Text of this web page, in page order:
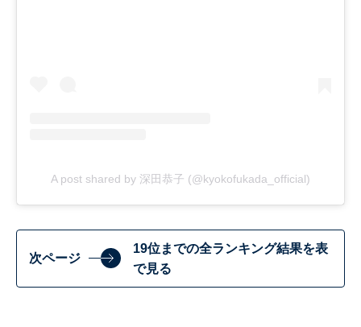
A post shared by 深田恭子 (@kyokofukada_official)
次ページ
19位までの全ランキング結果を表
で見る